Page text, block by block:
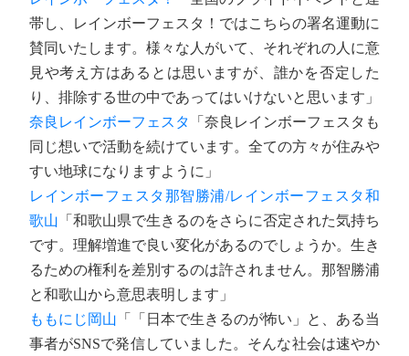
帯し、レインボーフェスタ！ではこちらの署名運動に
賛同いたします。様々な人がいて、それぞれの人に意
見や考え方はあるとは思いますが、誰かを否定した
り、排除する世の中であってはいけないと思います」
奈良レインボーフェスタ
「奈良レインボーフェスタも
同じ想いで活動を続けています。全ての方々が住みや
すい地球になりますように」
レインボーフェスタ那智勝浦/レインボーフェスタ和
歌山 「和歌山県で生きるのをさらに否定された気持ち
です。理解増進で良い変化があるのでしょうか。生き
るための権利を差別するのは許されません。那智勝浦
と和歌山から意思表明します」
ももにじ岡山 「「日本で生きるのが怖い」と、ある当
事者がSNSで発信していました。そんな社会は速やか